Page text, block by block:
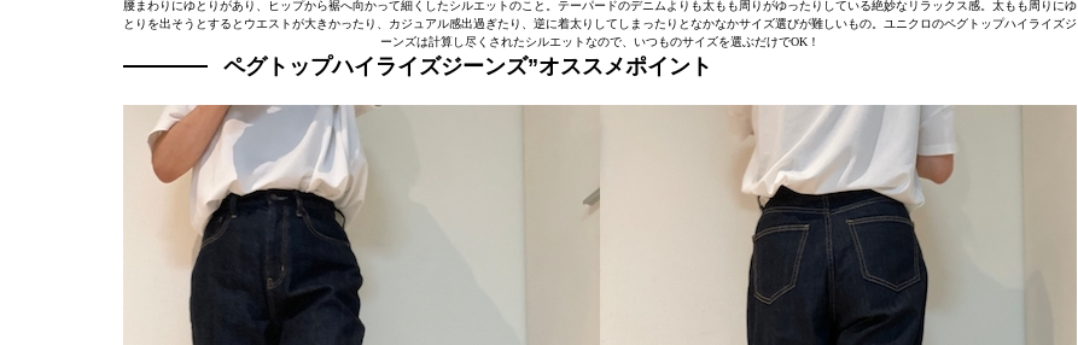
腰まわりにゆとりがあり、ヒップから裾へ向かって細くしたシルエットのこと。テーパードのデニムよりも太もも周りがゆったりしている絶妙なリラックス感。太もも周りにゆ
とりを出そうとするとウエストが大きかったり、カジュアル感出過ぎたり、逆に着太りしてしまったりとなかなかサイズ選びが難しいもの。ユニクロのペグトップハイライズジ
ーンズは計算し尽くされたシルエットなので、いつものサイズを選ぶだけでOK！
ペグトップハイライズジーンズ”オススメポイント